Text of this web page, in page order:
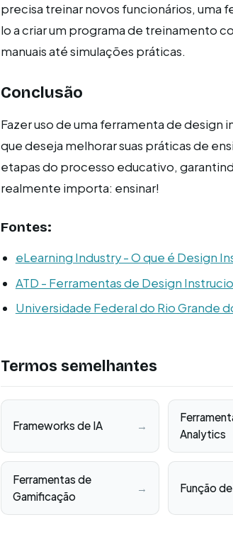
precisa treinar novos funcionários, uma
lo a criar um programa de treinamento
manuais até simulações práticas.
Conclusão
Fazer uso de uma ferramenta de design
que deseja melhorar suas práticas de
etapas do processo educativo,
realmente importa: ensinar!
Fontes:
eLearning Industry - O que é Design
ATD - Ferramentas de Design
Universidade Federal do Rio Grande
Termos semelhantes
Frameworks de IA →
Analytics
Ferramentas de
Gamificação
→ Função